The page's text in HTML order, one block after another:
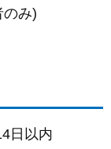
のみ)
日以内